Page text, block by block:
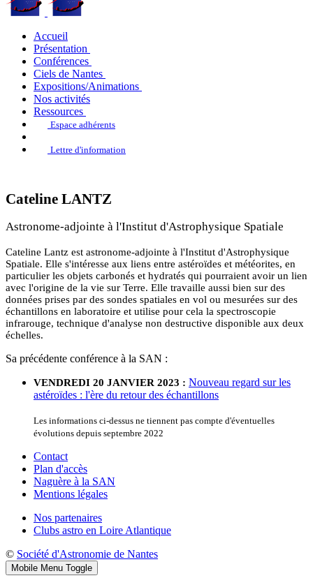
Accueil
Présentation
Conférences
Ciels de Nantes
Expositions/Animations
Nos activités
Ressources
Espace adhérents
Lettre d'information
Cateline LANTZ
Astronome-adjointe à l'Institut d'Astrophysique Spatiale
Cateline Lantz est astronome-adjointe à l'Institut d'Astrophysique
Spatiale. Elle s'intéresse aux liens entre astéroïdes et météorites, en
particulier les objets carbonés et hydratés qui pourraient avoir un lien
avec l'origine de la vie sur Terre. Elle travaille aussi bien sur des
données prises par des sondes spatiales en vol ou mesurées sur des
échantillons en laboratoire et utilise pour cela la spectroscopie
infrarouge, technique d'analyse non destructive disponible aux deux
échelles.
Sa précédente conférence à la SAN :
VENDREDI 20 JANVIER 2023 : Nouveau regard sur les
astéroïdes : l'ère du retour des échantillons
Les informations ci-dessus ne tiennent pas compte d'éventuelles
évolutions depuis septembre 2022
Contact
Plan d'accès
Naguère à la SAN
Mentions légales
Nos partenaires
Clubs astro en Loire Atlantique
© Société d'Astronomie de Nantes
Mobile Menu Toggle